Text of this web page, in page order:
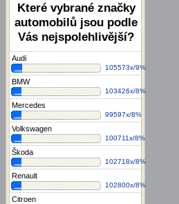
Které vybrané značky
automobilů jsou podle
Vás nejspolehlivější?
Audi
105573x/9%
BMW
103426x/8%
Mercedes
99597x/8%
Volkswagen
100711x/8%
Škoda
102718x/8%
Renault
102800x/8%
Citroen